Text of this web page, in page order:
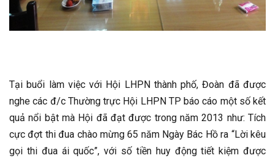
Tại buổi làm việc với Hội LHPN thành phố, Đoàn đã được
nghe các đ/c Thường trực Hội LHPN TP báo cáo một số kết
quả nổi bật mà Hội đã đạt được trong năm 2013 như: Tích
cực đợt thi đua chào mừng 65 năm Ngày Bác Hồ ra “Lời kêu
gọi thi đua ái quốc”, với số tiền huy động tiết kiệm được